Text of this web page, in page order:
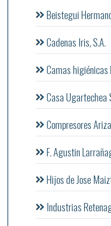
Beistegui
Cadenas Iris, S.A.
Camas
Casa Ugartechea
Compresores
F. Agustin
Hijos de Jose
Industrias